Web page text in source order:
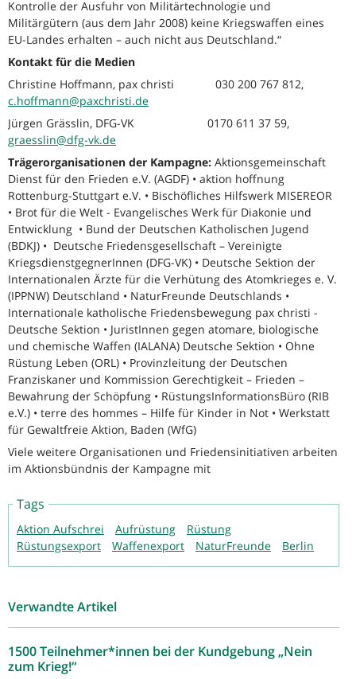
Kontrolle der Ausfuhr von Militärtechnologie und
Militärgütern (aus dem Jahr 2008) keine Kriegswaffen eines
EU-Landes erhalten – auch nicht aus Deutschland.“
Kontakt für die Medien
Christine Hoffmann, pax christi 030 200 767 812,
c.hoffmann@paxchristi.de
Jürgen Grässlin, DFG-VK 0170 611 37 59,
graesslin@dfg-vk.de
Trägerorganisationen der Kampagne: Aktionsgemeinschaft
Dienst für den Frieden e.V. (AGDF) • aktion hoffnung
Rottenburg-Stuttgart e.V. • Bischöfliches Hilfswerk MISEREOR
• Brot für die Welt - Evangelisches Werk für Diakonie und
Entwicklung • Bund der Deutschen Katholischen Jugend
(BDKJ) • Deutsche Friedensgesellschaft – Vereinigte
KriegsdienstgegnerInnen (DFG-VK) • Deutsche Sektion der
Internationalen Ärzte für die Verhütung des Atomkrieges e. V.
(IPPNW) Deutschland • NaturFreunde Deutschlands •
Internationale katholische Friedensbewegung pax christi -
Deutsche Sektion • JuristInnen gegen atomare, biologische
und chemische Waffen (IALANA) Deutsche Sektion • Ohne
Rüstung Leben (ORL) • Provinzleitung der Deutschen
Franziskaner und Kommission Gerechtigkeit – Frieden –
Bewahrung der Schöpfung • RüstungsInformationsBüro (RIB
e.V.) • terre des hommes – Hilfe für Kinder in Not • Werkstatt
für Gewaltfreie Aktion, Baden (WfG)
Viele weitere Organisationen und Friedensinitiativen arbeiten
im Aktionsbündnis der Kampagne mit
Tags
Aktion Aufschrei Aufrüstung
Rüstung
Rüstungsexport
Waffenexport NaturFreunde Berlin
Verwandte Artikel
1500 Teilnehmer*innen bei der Kundgebung „Nein
zum Krieg!“